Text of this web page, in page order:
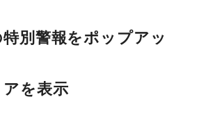
別警報をポップアッ
を表示